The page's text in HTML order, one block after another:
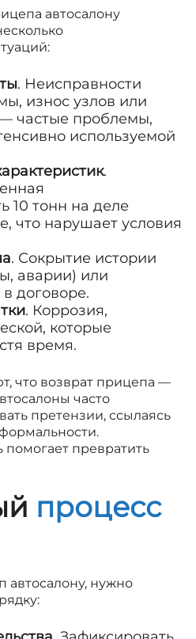
автосалону
. Неисправности
износ узлов или
частые проблемы,
используемой
.
10 тонн на деле
что нарушает условия
. Сокрытие истории
аварии) или
договоре.
. Коррозия,
которые
время.
что возврат прицепа —
часто
претензии, ссылаясь
превратить
процесс
автосалону, нужно